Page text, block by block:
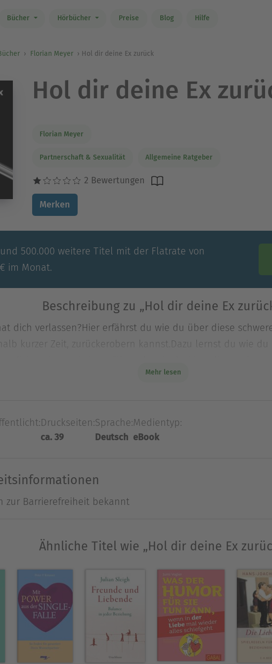
Bücher Hörbücher Preise Blog Hilfe
Florian Meyer Hol dir deine Ex zurück
Hol dir deine Ex
Florian Meyer
Partnerschaft & Sexualität Allgemeine Ratgeber
2 Bewertungen
Merken
500.000 weitere Titel mit der Flatrate von
im Monat.
Beschreibung zu „Hol dir deine Ex
dich verlassen?Hier erfährst du wie du über diese
kurzer Zeit, zurückerobern kannst.Dazu lernst du wie
kurzer Zeit, zurückerobern kannst.Dazu lernst du wie
Mehr lesen
Ausblenden
Druckseiten:
ca. 39
Sprache:
Deutsch
Medientyp:
eBook
zur Barrierefreiheit bekannt
Ähnliche Titel wie „Hol dir deine Ex